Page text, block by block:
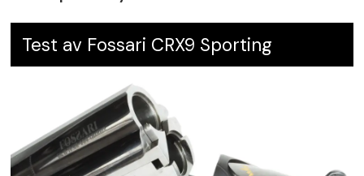
Test av Fossari CRX9 Sporting